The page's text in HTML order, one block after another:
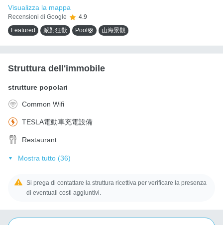
Visualizza la mappa
Recensioni di Google
4.9
Featured
派對狂歡 Pool🛟 山海景觀
Struttura dell'immobile
strutture popolari
Common Wifi
TESLA電動車充電設備
Restaurant
Mostra tutto (36)
Si prega di contattare la struttura ricettiva per verificare la presenza
di eventuali costi aggiuntivi.